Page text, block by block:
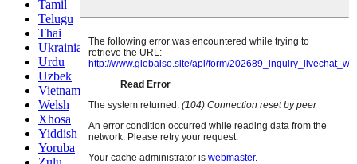
Tamil
Telugu
Thai
Ukrainian
Urdu
Uzbek
Vietnamese
Welsh
Xhosa
Yiddish
Yoruba